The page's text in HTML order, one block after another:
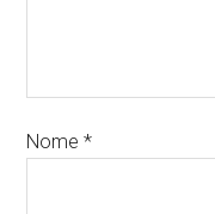
Nome*